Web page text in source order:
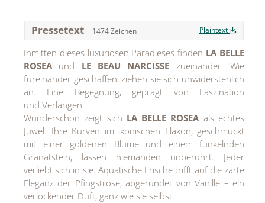
Pressetext 1474 Zeichen Plaintext
Inmitten dieses luxuriösen Paradieses finden LA BELLE
ROSEAund LE BEAU NARCISSE zueinander. Wie
füreinander geschaffen, ziehen sie sich unwiderstehlich
an. Eine Begegnung, geprägt von Faszination
und Verlangen.
Wunderschön zeigt sich LA BELLE ROSEAals echtes
Juwel. Ihre Kurven im ikonischen Flakon, geschmückt
mit einer goldenen Blume und einem funkelnden
Granatstein, lassen niemanden unberührt. Jeder
verliebt sich in sie. Aquatische Frische trifft auf die zarte
Eleganz der Pfingstrose, abgerundet von Vanille – ein
verlockender Duft, ganz wie sie selbst.